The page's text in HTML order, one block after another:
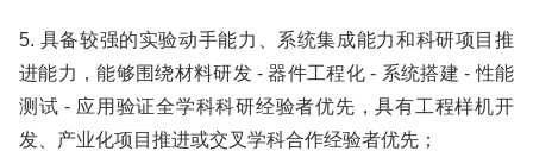
5. 具备较强的实验动手能力、系统集成能力和科研项目推
进能力，能够围绕材料研发 - 器件工程化 - 系统搭建 - 性能
测试 - 应用验证全学科科研经验者优先，具有工程样机开
发、产业化项目推进或交叉学科合作经验者优先；